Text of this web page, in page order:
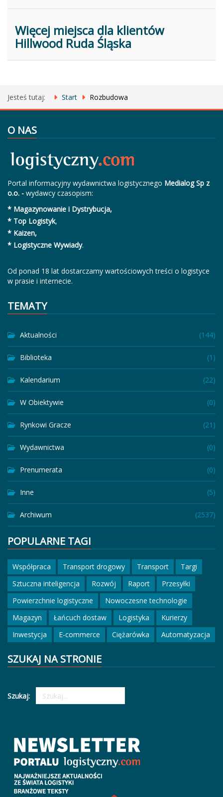
Więcej miejsca dla klientów
Hillwood Ruda Śląska
Jesteś tutaj: Start Rozbudowa
O NAS
Portal informacyjny wydawnictwa logistycznego Medialog Sp z
o.o. - wydawcy czasopism:
* Magazynowanie i Dystrybucja,
* Top Logistyk,
* Kaizen,
* Logistyczne Wywiady.
Od ponad 18 lat dostarczamy wartościowych treści o logistyce
w prasie i internecie.
TEMATY
Aktualności (144)
Biblioteka (1)
Kalendarium (22)
W Obiektywie (0)
Rynkowi Gracze (21)
Wydawnictwa (0)
Prenumerata (0)
Inne (5)
Archiwum (2537)
POPULARNE TAGI
Współpraca Transport drogowy Transport
Targi
Sztuczna inteligencja
Rozwój Raport
Przesyłki
Powierzchnie logistyczne
Nowoczesne technologie
Magazyn
Łańcuch dostaw Logistyka
Kurierzy
Inwestycja
E-commerce Ciężarówka Automatyzacja
SZUKAJ NA STRONIE
Szukaj: